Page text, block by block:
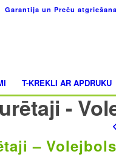
Garantija un Preču atgriešana
T-KREKLI AR APDRUKU
-
– Volejbols